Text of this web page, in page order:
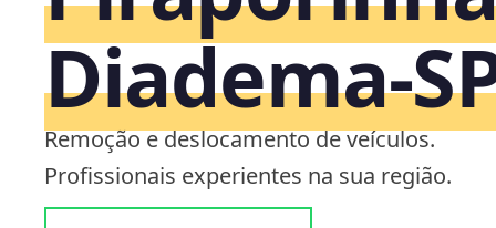
Remoção e deslocamento de veículos.
Profissionais experientes na sua região.